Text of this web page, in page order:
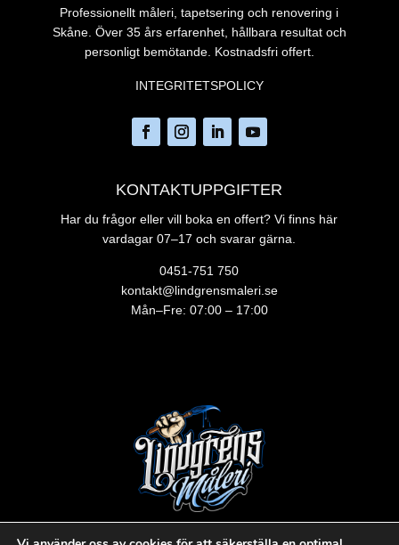
Professionellt måleri, tapetsering och renovering i
Skåne. Över 35 års erfarenhet, hållbara resultat och
personligt bemötande. Kostnadsfri offert.
INTEGRITETSPOLICY
KONTAKTUPPGIFTER
Har du frågor eller vill boka en offert? Vi finns här
vardagar 07–17 och svarar gärna.
0451-751 750
kontakt@lindgrensmaleri.se
Mån–Fre: 07:00 – 17:00